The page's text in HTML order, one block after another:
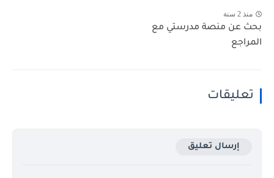
منذ 2 سنة
بحث عن منصة مدرستي مع
المراجع
تعليقات
إرسال تعليق